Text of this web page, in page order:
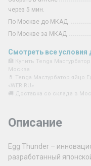
через 5 мин.
По Москве до МКАД
По Москве за МКАД
Смотреть все условия
🏥 Купить Tenga
Москва
💊 Tenga Мастурбатор яйцо
«WER.RU»
🚚 Доставка со склада в
Описание
Egg Thunder –
разработанный